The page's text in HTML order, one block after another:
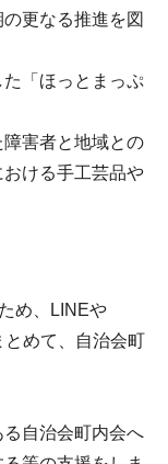
更なる推進を図
「ほっとまっぷ
害者と地域との
ける⼿⼯芸品や
め、LINEや
めて、自治会町
自治会町内会へ